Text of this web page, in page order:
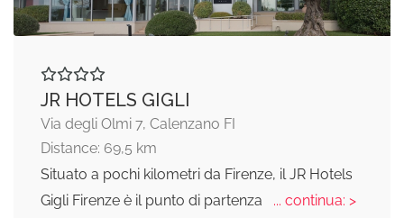
JR HOTELS GIGLI
Via degli Olmi 7, Calenzano FI
Distance: 69,5 km
Situato a pochi kilometri da Firenze, il JR Hotels
Gigli Firenze è il punto di partenza
... continua: >